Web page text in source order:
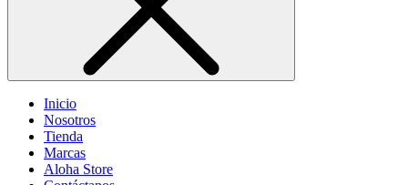
Inicio
Nosotros
Tienda
Marcas
Aloha Store